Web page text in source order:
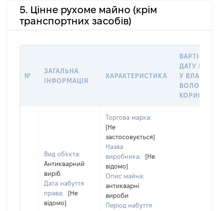
5. Цінне рухоме майно (крім
транспортних засобів)
№
ЗАГАЛЬНА
ІНФОРМАЦІЯ
ХАРАКТЕРИСТИКА
ВАРТІСТЬ
ДАТУ
У
Вид об'єкта:
Антикварний
виріб
Дата набуття
права:
[Не
відомо]
Торгова марка:
[Не
застосовується]
Назва
виробника:
[Не
відомо]
Опис майна:
антикварні
вироби
Період набуття